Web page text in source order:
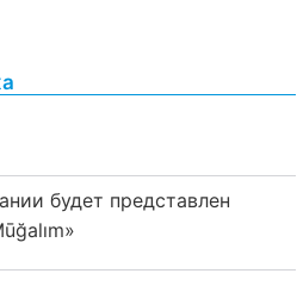
будет представлен